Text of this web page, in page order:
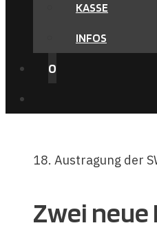
KASSE
INFOS
0
18. Austragung der
Zwei